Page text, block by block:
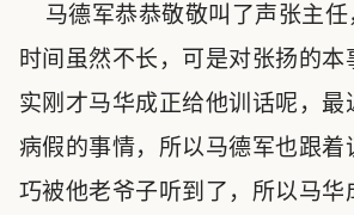
马德军恭恭敬敬叫了声张主任
时间虽然不长，可是对张扬的本
实刚才马华成正给他训话呢，最
病假的事情，所以马德军也跟着
巧被他老爷子听到了，所以马华